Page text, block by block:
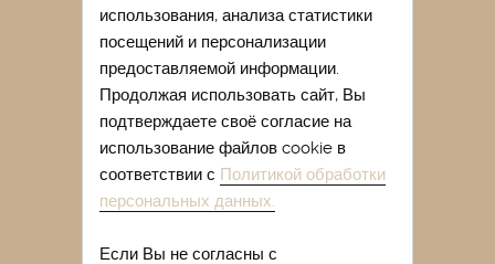
Отдых в Евпатории с детьми
Легочный санаторий Крыма
Купить путевку в санаторий Крыма
Лечение сакскими грязями
Лечение гинекологических
заболеваний в Крыму
использования, анализа статистики
посещений и персонализации
предоставляемой информации.
Продолжая использовать сайт, Вы
подтверждаете своё согласие на
использование файлов cookie в
соответствии с Политикой обработки
персональных данных.
Если Вы не согласны с